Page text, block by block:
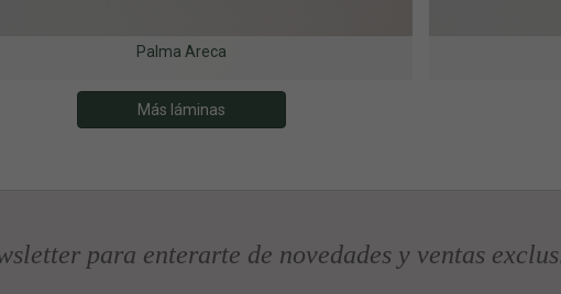
Palma Areca
Más láminas
para enterarte de novedades y ventas